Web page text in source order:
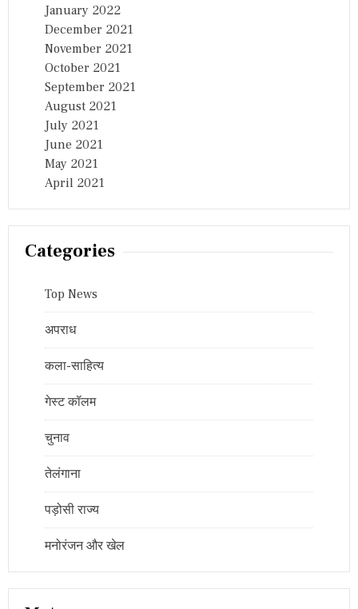
January 2022
December 2021
November 2021
October 2021
September 2021
August 2021
July 2021
June 2021
May 2021
April 2021
Categories
Top News
अपराध
कला-साहित्य
गेस्ट कॉलम
चुनाव
तेलंगाना
पड़ोसी राज्य
मनोरंजन और खेल